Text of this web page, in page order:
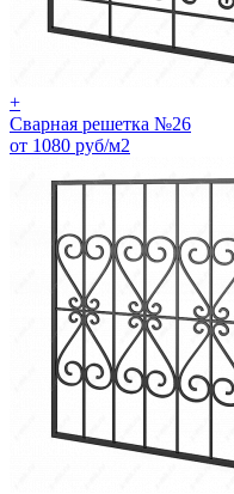
+
Сварная решетка №26
от 1080 руб/м2